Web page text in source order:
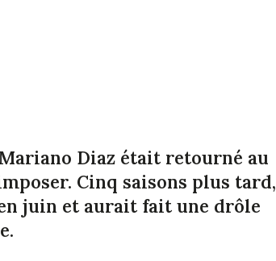
Diaz était retourné au
Cinq saisons plus tard,
juin et aurait fait une drôle